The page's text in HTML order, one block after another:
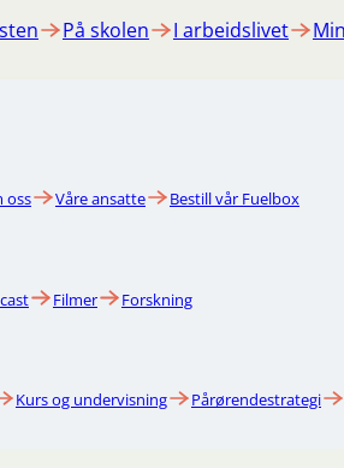
På skolen I arbeidslivet
oss Våre ansatte Bestill vår Fuelbox
Filmer Forskning
Kurs og undervisning Pårørendestrategi